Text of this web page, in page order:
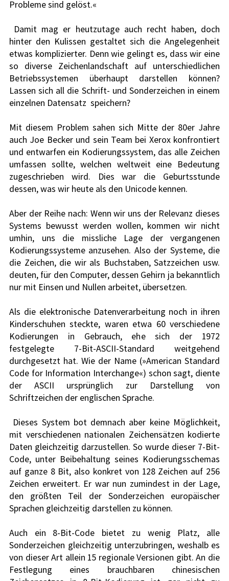
Probleme sind gelöst.«
hinter den Kulissen gestaltet sich die Angelegenheit
etwas komplizierter. Denn wie gelingt es, dass wir eine
so diverse Zeichenlandschaft auf unterschiedlichen
Betriebssystemen überhaupt darstellen können?
Lassen sich all die Schrift- und Sonderzeichen in einem
einzelnen Datensatz  speichern?
Mit diesem Problem sahen sich Mitte der 80er Jahre
auch Joe Becker und sein Team bei Xerox konfrontiert
und entwarfen ein Kodierungssystem, das alle Zeichen
umfassen sollte, welchen weltweit eine Bedeutung
zugeschrieben wird. Dies war die Geburtsstunde
dessen, was wir heute als den Unicode kennen.
Aber der Reihe nach: Wenn wir uns der Relevanz dieses
Systems bewusst werden wollen, kommen wir nicht
umhin, uns die missliche Lage der vergangenen
Kodierungssysteme anzusehen. Also der Systeme, die
die Zeichen, die wir als Buchstaben, Satzzeichen usw.
deuten, für den Computer, dessen Gehirn ja bekanntlich
nur mit Einsen und Nullen arbeitet, übersetzen.
Als die elektronische Datenverarbeitung noch in ihren
Kinderschuhen steckte, waren etwa 60 verschiedene
Kodierungen in Gebrauch, ehe sich der 1972
festgelegte 7-Bit-ASCII-Standard weitgehend
durchgesetzt hat. Wie der Name (»American Standard
Code for Information Interchange«) schon sagt, diente
der ASCII ursprünglich zur Darstellung von
mit verschiedenen nationalen Zeichensätzen kodierte
Daten gleichzeitig darzustellen. So wurde dieser 7-Bit-
Code, unter Beibehaltung seines Kodierungsschemas
auf ganze 8 Bit, also konkret von 128 Zeichen auf 256
Zeichen erweitert. Er war nun zumindest in der Lage,
den größten Teil der Sonderzeichen europäischer
Sprachen gleichzeitig darstellen zu können.
Auch ein 8-Bit-Code bietet zu wenig Platz, alle
Sonderzeichen gleichzeitig unterzubringen, weshalb es
von dieser Art allein 15 regionale Versionen gibt. An die
Festlegung eines brauchbaren chinesischen